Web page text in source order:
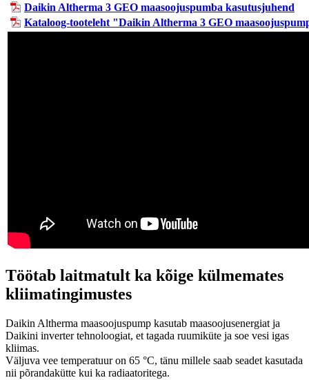
Daikin Altherma 3 GEO maasoojuspumba kasutusjuhend
Kataloog-tooteleht "Daikin Altherma 3 GEO
Töötab laitmatult ka kõige külmemates
kliimatingimustes
Daikin Altherma maasoojuspump kasutab maasoojusenergiat ja
Daikini inverter tehnoloogiat, et tagada ruumiküte ja soe vesi igas
kliimas.
Väljuva vee temperatuur on 65 °C, tänu millele saab seadet kasutada
nii põrandakütte kui ka radiaatoritega.